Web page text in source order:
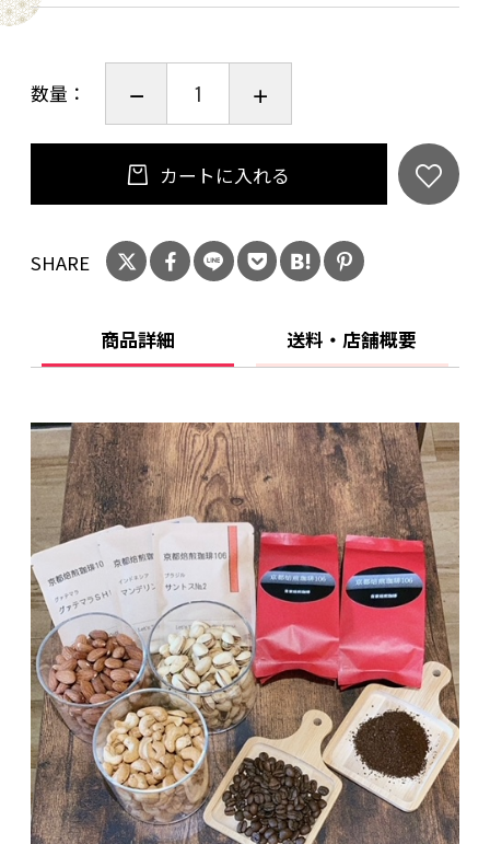
数量：
カートに入れる
SHARE
商品詳細 送料・店舗概要